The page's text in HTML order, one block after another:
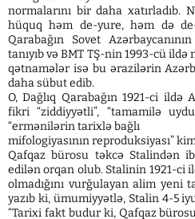
normalarını bir daha xatırladıb.
hüquq həm de-yure, həm də
Qarabağın Sovet
tanıyıb və BMT TŞ-nin 1993-cü
qətnamələr isə bu ərazilərin
daha sübut edib.
O, Dağlıq Qarabağın 1921-ci
fikri “ziddiyyətli”, “tamamilə
“ermənilərin tarixlə bağlı
mifologiyasının reproduksiyası”
Qafqaz bürosu təkcə Stalindən
edilən orqan olub. Stalinin 1921-ci
olmadığını vurğulayan alim yeni
yazıb ki, ümumiyyətlə, Stalin 4-5
“Tarixi fakt budur ki, Qafqaz